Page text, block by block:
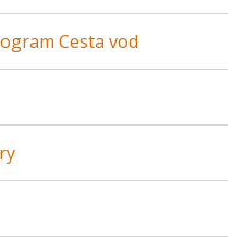
Cesta vod